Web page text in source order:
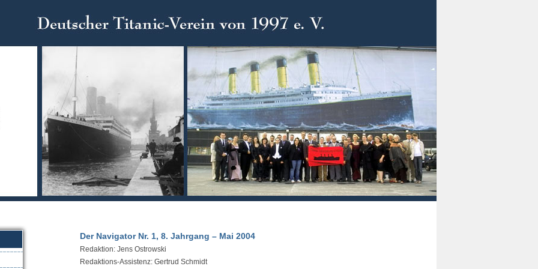
Der Navigator Nr. 1, 8. Jahrgang – Mai 2004
Redaktion: Jens Ostrowski
Redaktions-Assistenz: Gertrud Schmidt